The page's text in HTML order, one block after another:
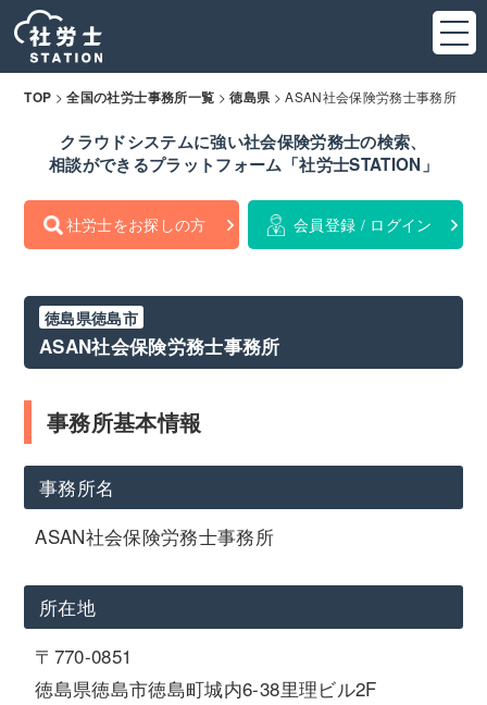
TOP >全国の社労士事務所一覧 >徳島県 >ASAN社会保険労務士事務所
クラウドシステムに強い社会保険労務士の検索、
相談ができるプラットフォーム「社労士STATION」
社労士をお探しの方 会員登録 / ログイン
徳島県徳島市
ASAN社会保険労務士事務所
事務所基本情報
事務所名
ASAN社会保険労務士事務所
所在地
〒770-0851
徳島県徳島市徳島町城内6-38里理ビル2F